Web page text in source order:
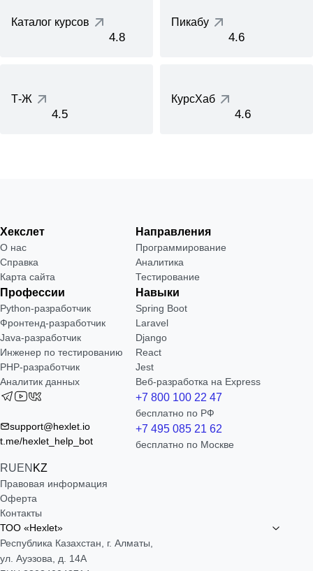
Каталог курсов
4.8
Пикабу
4.6
Т-Ж
4.5
КурсХаб
4.6
Хекслет
О нас
Справка
Карта сайта
Направления
Программирование
Аналитика
Тестирование
Профессии
Python-разработчик
Фронтенд-разработчик
Java-разработчик
Инженер по тестированию
PHP-разработчик
Аналитик данных
Навыки
Spring Boot
Laravel
Django
React
Jest
Веб-разработка на Express
support@hexlet.io
t.me/hexlet_help_bot
RUEN KZ
+7 800 100 22 47
бесплатно по РФ
+7 495 085 21 62
бесплатно по Москве
Правовая информация
Оферта
Контакты
ТОО «Hexlet»
Республика Казахстан, г. Алматы,
ул. Ауэзова, д. 14А